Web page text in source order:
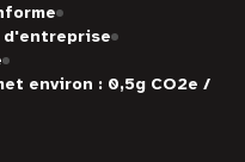
environ : 0,5g CO2e /